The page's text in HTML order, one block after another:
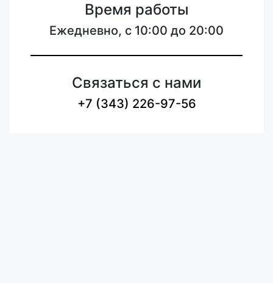
Время работы
Ежедневно, с 10:00 до 20:00
Связаться с нами
+7 (343) 226-97-56